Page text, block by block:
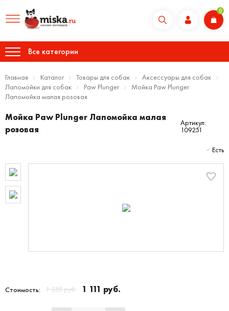
0
Все категории
Главная Каталог Товары для собак
Аксессуары для собак
Лапомойки для собак
Paw Plunger
Мойка Paw Plunger
Лапомойка малая розовая
Мойка Paw Plunger Лапомойка малая
розовая
Артикул:
109251
Есть
Стоимость: 1 235 руб. 1 111 руб.